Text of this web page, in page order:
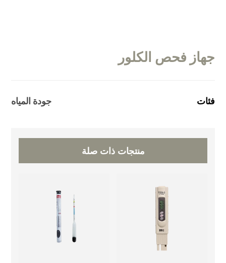
جهاز فحص الكلور
فئات جودة المياه
منتجات ذات صلة